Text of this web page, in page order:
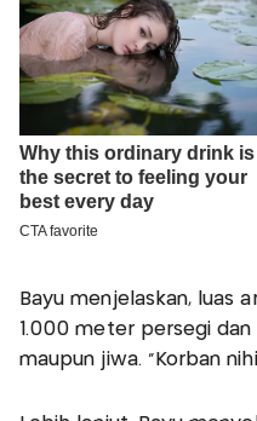
Bayu menjelaskan, luas
1.000 meter persegi
maupun jiwa. "Korban